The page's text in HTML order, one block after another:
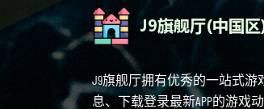
J9旗舰厅拥有优秀的一站式
息、下载登录最新APP的游戏